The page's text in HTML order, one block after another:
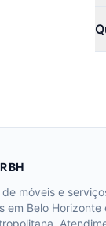
BH
móveis e
em Belo Horizonte